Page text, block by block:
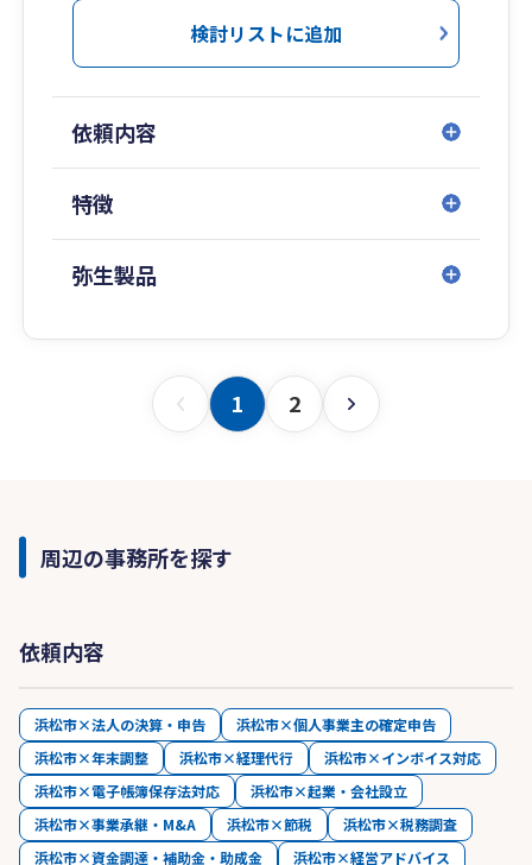
検討リストに追加
依頼内容
特徴
弥生製品
1 2
周辺の事務所を探す
依頼内容
浜松市×法人の決算・申告
浜松市×個人事業主の確定申告
浜松市×年末調整
浜松市×経理代行
浜松市×インボイス対応
浜松市×電子帳簿保存法対応
浜松市×起業・会社設立
浜松市×事業承継・M&A
浜松市×節税
浜松市×税務調査
浜松市×資金調達・補助金・助成金
浜松市×経営アドバイス